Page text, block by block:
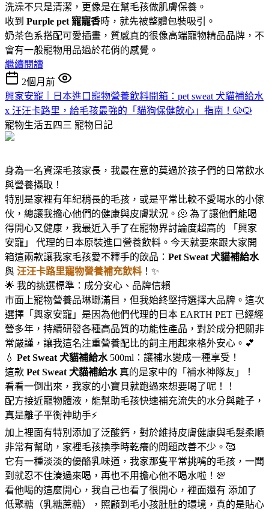
洗澡不只是清潔，更像是在幫毛孩做肌膚保養。
收到 Purple pet 寵寵香時，就先被整體包裝吸引。
奶茶色系搭配可愛插畫，質感真的很像高端寵物精品品牌，不
會有一般寵物用品過於花俏的感覺。
繼續閱讀
2個月前
興家安寵｜日本進口寵物營養飲料開箱：pet sweat 犬貓補給水
x 汪汪卡路里，給毛孩最強的「貓狗保健飲心」指南！🐶🐱
寵物生活五四三 寵物日記
身為一名資深毛孩家長，我最在意的莫過於孩子們的日常飲水
與營養攝取！
特別是家裡有年紀稍長的毛孩，或是平常比較不愛喝水的小傢
伙，總讓我擔心他們的健康與皮膚狀況。🫠 為了讓他們能喝
得開心又健康，我最近入手了在寵物界討論度超高的 「興家
安寵」 代理的日本原裝進口營養飲料。今天就要來跟大家開
箱這兩款讓我家毛孩愛不釋手的飲品： Pet Sweat 犬貓補給水
與 汪汪卡路里寵物營養補充飲料 ！✨
🌟 我的挑選標準：成分安心、品牌信賴
市面上寵物營養品琳瑯滿目，但我始終堅持選擇大品牌。這次
選擇「興家安寵」是因為他們代理的日本 EARTH PET 已經經
營多年，持續研發各種高品質的功能性產品，對於成分把關非
常嚴謹，讓我這名注重營養配比的飼主用起來格外安心。💕
💧 Pet Sweat 犬貓補給水500ml：讓補水變成一種享受！
這款 Pet Sweat 犬貓補給水 真的是家中的「補水神隊友」！
看看一倒出來，我家的小寶貝就跑過來想要喝了呢！！
配方接近寵物體液，能幫助毛孩快速補充流失的水分與離子，
真是離子平衡神助手⚡
加上裡面有特別添加了泛酸鈣，對於維持皮膚健康與毛髮柔順
非常有幫助，家裡毛孩換季時乾癢的問題改善不少。🥰
它有一種淡淡的優酪乳味道，我家那隻平常挑嘴的毛孩，一聞
到就忍不住湊過來喝，再也不用擔心他不喝水啦！💯
看他喝的這麼開心，我自己也看了很開心，裡面還有 添加了
低聚糖（乳糖蔗糖），照顧到毛小孩肚肚的環境，真的是貼心